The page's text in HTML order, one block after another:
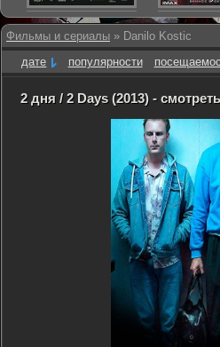
Фильмы и сериалы » Danilo Kostic
дате
популярности
2 дня / 2 Days (2013) -